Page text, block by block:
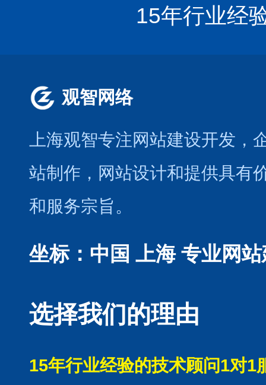
15年行业经
观智网络
上海观智专注网站建设开发 ，
站制作 ， 网站设计和提供具有
和服务宗旨。
坐标：中国 上海 专业网
选择我们的理由
15年行业经验的技术顾问1对1